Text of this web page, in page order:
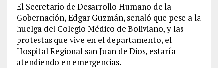
El Secretario de Desarrollo Humano de la
Gobernación, Edgar Guzmán, señaló que pese a la
huelga del Colegio Médico de Boliviano, y las
protestas que vive en el departamento, el
Hospital Regional san Juan de Dios, estaría
atendiendo en emergencias.